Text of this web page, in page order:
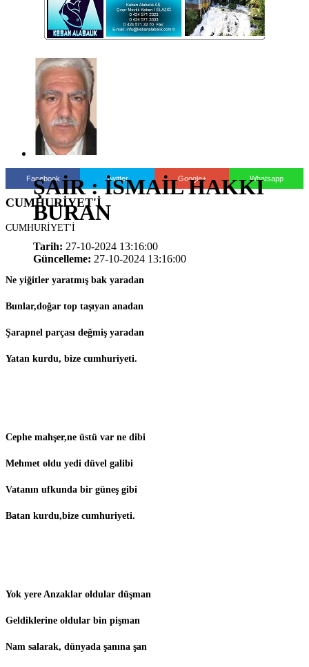
ŞAİR : İSMAİL HAKKI
BURAN
Tarih: 27-10-2024 13:16:00
Güncelleme: 27-10-2024 13:16:00
Facebook Twitter Google+ Whatsapp
CUMHURİYET'İ
CUMHURİYET'İ
Ne yiğitler yaratmış bak yaradan
Bunlar,doğar top taşıyan anadan
Şarapnel parçası değmiş yaradan
Yatan kurdu, bize cumhuriyeti.
Cephe mahşer,ne üstü var ne dibi
Mehmet oldu yedi düvel galibi
Vatanın ufkunda bir güneş gibi
Batan kurdu,bize cumhuriyeti.
Yok yere Anzaklar oldular düşman
Geldiklerine oldular bin pişman
Nam salarak, dünyada şanına şan